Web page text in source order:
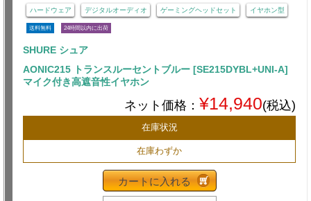
ハードウェア デジタルオーディオ ゲーミングヘッドセット イヤホン型
送料無料 24時間以内に出荷
SHURE シュア
AONIC215 トランスルーセントブルー [SE215DYBL+UNI-A]
マイク付き高遮音性イヤホン
ネット価格： ¥14,940(税込)
在庫状況
在庫わずか
カートに入れる